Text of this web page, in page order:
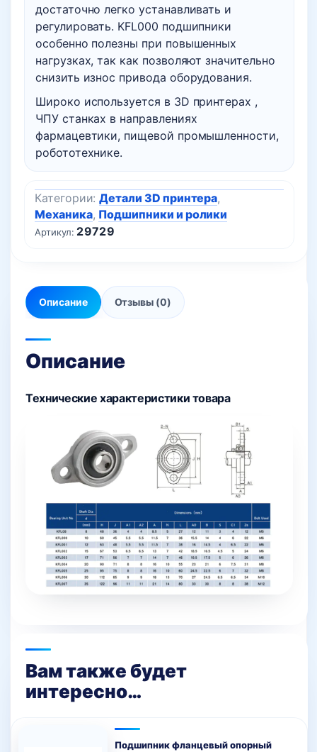
достаточно легко устанавливать и
регулировать. KFL000 подшипники
особенно полезны при повышенных
нагрузках, так как позволяют значительно
снизить износ привода оборудования.
Широко используется в 3D принтерах ,
ЧПУ станках в направлениях
фармацевтики, пищевой промышленности,
робототехнике.
Артикул: 29729
Категории:Детали 3D принтера,
Механика, Подшипники и ролики
Описание Отзывы (0)
Описание
Технические характеристики товара
Вам также будет
интересно…
Подшипник фланцевый опорный